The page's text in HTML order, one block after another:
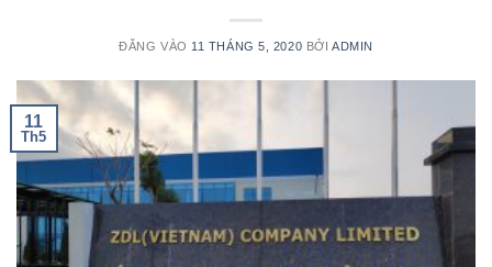
ĐĂNG VÀO 11 THÁNG 5, 2020 BỞI ADMIN
11
Th5